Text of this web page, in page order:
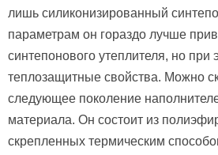
лишь силиконизированный
параметрам он гораздо лучше
синтепонового утеплителя, но при
теплозащитные свойства. Можно
следующее поколение
материала. Он состоит из
скрепленных термическим